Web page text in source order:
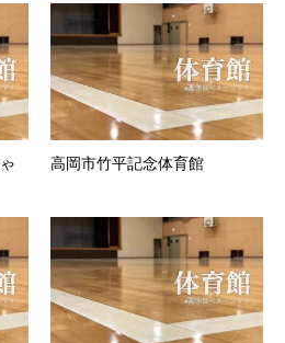
高岡市竹平記念体育館